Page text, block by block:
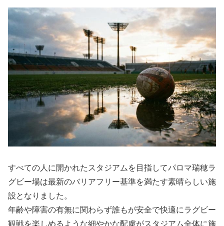
すべての人に開かれたスタジアムを目指してパロマ瑞穂ラ
グビー場は最新のバリアフリー基準を満たす素晴らしい施
設となりました。
年齢や障害の有無に関わらず誰もが安全で快適にラグビー
観戦を楽しめるような細やかな配慮がスタジアム全体に施